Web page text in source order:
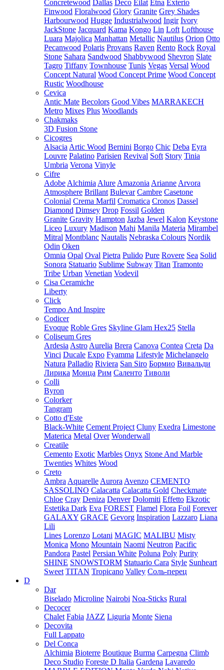
Concretewood Dallas Deco Eilat Etna Exterio
Finwood Floralwood Glory Granite Grey Shades
Harbourwood Hugge Industrialwood Ingir Ivory
JackStone Jacquard Kama Kongo Lin Loft Lofthouse
Luara Majolica Manhattan Metallic Nautilus Orion Otto
Pecanwood Polaris Provans Raven Rento Rock Royal
Stone Sahara Sandwood Shabbywood Shevron Slate
Tagro Tiffany Townhouse Tunis Vegas Versal Wood
Concept Natural Wood Concept Prime Wood Concept
Rustic Woodhouse
Cevica
Antic Mate Becolors Good Vibes MARRAKECH
Metro Mixes Plus Woodlands
Chakmaks
3D Fusion Stone
Cicogres
Alsacia Artic Wood Bernini Borgo Chic Deba Eyra
Louvre Palatino Parisien Revival Soft Story Tinia
Umbria Verona Vinyle
Cifre
Adobe Alchimia Alure Amazonia Arianne Arvora
Atmosphere Brillant Bulevar Cambre Casetone
Colonial Crema Marfil Cromatica Cronos Dassel
Diamond Dimsey Drop Fossil Golden
Granite Gravity Hampton Jazba Jewel Kalon Keystone
Liceo Luxury Madison Mahi Manila Materia Mirambel
Mitral Montblanc Nautalis Nebraska Colours Nordik
Odin Oken
Omnia Opal Oval Pietra Pulido Pure Rovere Sea Solid
Sonora Statuario Sublime Subway Titan Tramonto
Tribe Urban Venetian Vodevil
Cisa Ceramiche
Liberty
Click
Tempo And Inspire
Codicer
Evoque Roble Gres Skyline Glam Hex25 Stella
Coliseum Gres
Ardesia Astro Aurelia Brera Canova Contea Creta Da
Vinci Ducale Expo Fyamma Lifestyle Michelangelo
Natura Palladio Riviera San Siro Бормио Вивальди
Лирика Монца Рим Саленто Тиволи
Colli
Byron
Colorker
Tangram
Cotto d'Este
Black-White Cement Project Cluny Exedra Limestone
Materica Metal Over Wonderwall
Creatile
Cemento Exotic Marbles Onyx Stone And Marble
Twenties Whites Wood
Creto
Ambra Aquarelle Aurora Avenzo CEMENTO
SASSOLINO Calacatta Calacatta Gold Checkmate
Chloe Cray Deniza Denver Dolomiti Effetto Ekzotic
Estetika Dark Eva FOREST Flamel Flora Foil Forever
GALAXY GRACE Gevorg Inspiration Lazzaro Liana
Lili
Lines Lorenzo Lotani MAGIC MALIBU Misty
Monica Mono Mountain Naomi Neutron Pacific
Pandora Pastel Persian White Poluna Poly Purity
SHINE SNOWSTORM Statuario Cara Style Sunheart
Sweet TITAN Tropicano Valley Соль-перец
D
Dar
Biselado Microline Nairobi Noa-Sticks Rural
Decocer
Chalet Fabia JAZZ Liguria Monte Siena
Decovita
Full Lappato
Del Conca
Alchimia Bioterre Boutique Burma Carpegna Climb
Deco Studio Foreste D Italia Gardena Lavaredo